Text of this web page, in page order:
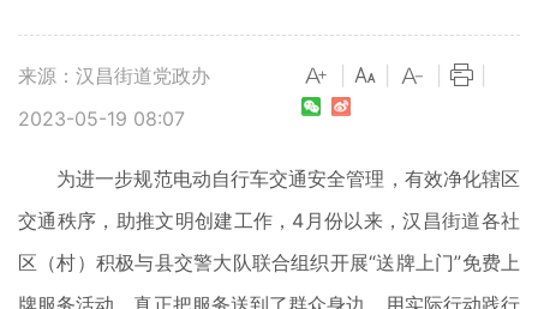
来源：汉昌街道党政办
2023-05-19 08:07
为进一步规范电动自行车交通安全管理，有效净化辖区
交通秩序，助推文明创建工作，4月份以来，汉昌街道各社
区（村）积极与县交警大队联合组织开展“送牌上门”免费上
牌服务活动，真正把服务送到了群众身边，用实际行动践行